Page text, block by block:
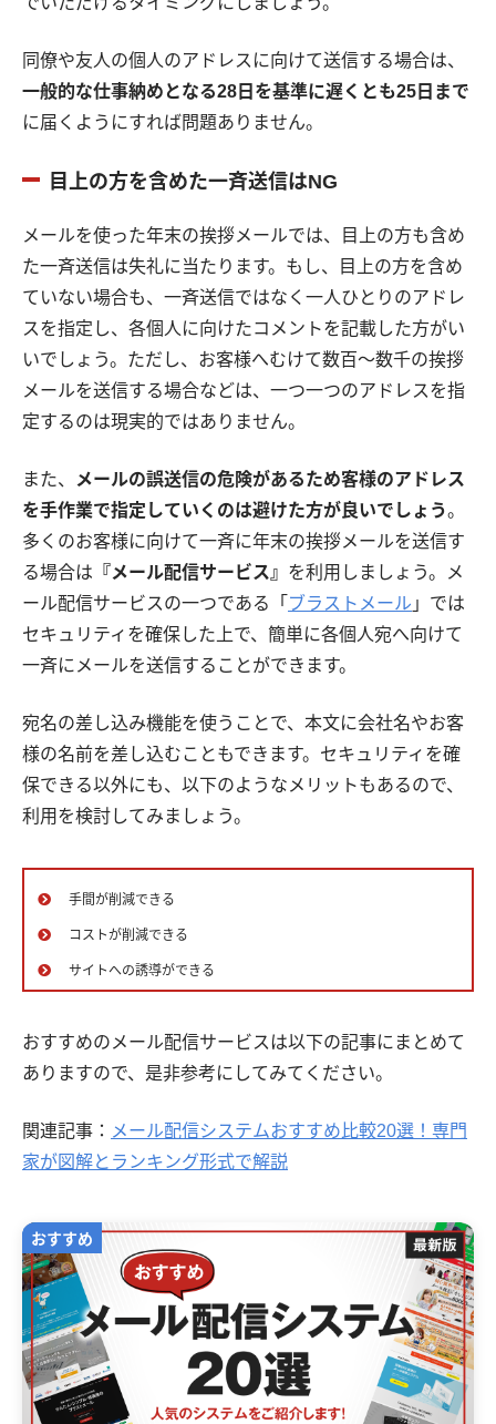
同僚や友人の個人のアドレスに向けて送信する場合は、
一般的な仕事納めとなる28日を基準に遅くとも25日まで
に届くようにすれば問題ありません。
目上の方を含めた一斉送信はNG
メールを使った年末の挨拶メールでは、目上の方も含め
た一斉送信は失礼に当たります。もし、目上の方を含め
ていない場合も、一斉送信ではなく一人ひとりのアドレ
スを指定し、各個人に向けたコメントを記載した方がい
いでしょう。ただし、お客様へむけて数百〜数千の挨拶
メールを送信する場合などは、一つ一つのアドレスを指
定するのは現実的ではありません。
また、
メールの誤送信の危険があるため客様のアドレス
を手作業で指定していくのは避けた方が良いでしょう。
多くのお客様に向けて一斉に年末の挨拶メールを送信す
る場合は 『メール配信サービス』 を利用しましょう。メ
ール配信サービスの一つである「 ブラストメール 」では
セキュリティを確保した上で、簡単に各個人宛へ向けて
一斉にメールを送信することができます。
宛名の差し込み機能を使うことで、本文に会社名やお客
様の名前を差し込むこともできます。セキュリティを確
保できる以外にも、以下のようなメリットもあるので、
利用を検討してみましょう。
手間が削減できる
コストが削減できる
サイトへの誘導ができる
おすすめのメール配信サービスは以下の記事にまとめて
ありますので、是非参考にしてみてください。
関連記事： メール配信システムおすすめ比較20選！専門
家が図解とランキング形式で解説